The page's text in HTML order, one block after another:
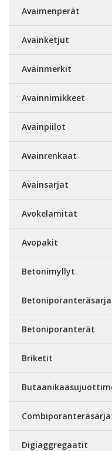
Avaimenperät
Avainketjut
Avainmerkit
Avainnimikkeet
Avainpiilot
Avainrenkaat
Avainsarjat
Avokelamitat
Avopakit
Betonimyllyt
Betoniporanterät
Briketit
Digiaggregaatit